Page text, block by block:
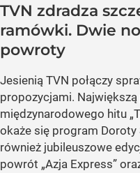
TVN zdradza
ramówki. Dwie
powroty
Jesienią TVN połączy
propozycjami.
międzynarodowego hitu
okaże się program
również jubileuszowe
powrót „Azja Express”